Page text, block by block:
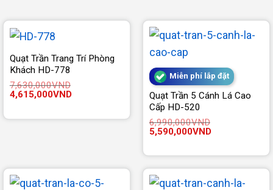
Quạt Trần Trang Trí Phòng
Khách HD-778
7,630,000VND
Giá
7,630,000VND.
4,615,000VNDGiá
là:
Miễn phí lắp đặt
Quạt Trần 5 Cánh Lá Cao
Cấp HD-520
6,990,000VND
Giá
gốc
6,990,000VND.
5,590,000VNDGiá
là:
5,590,000VND.